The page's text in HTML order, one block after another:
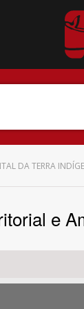
DA TERRA
e